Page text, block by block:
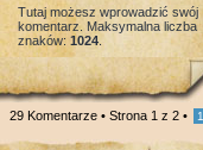
Tutaj możesz wprowadzić swój
komentarz. Maksymalna liczba
znaków: 1024.
29 Komentarze • Strona 1 z 2• 1